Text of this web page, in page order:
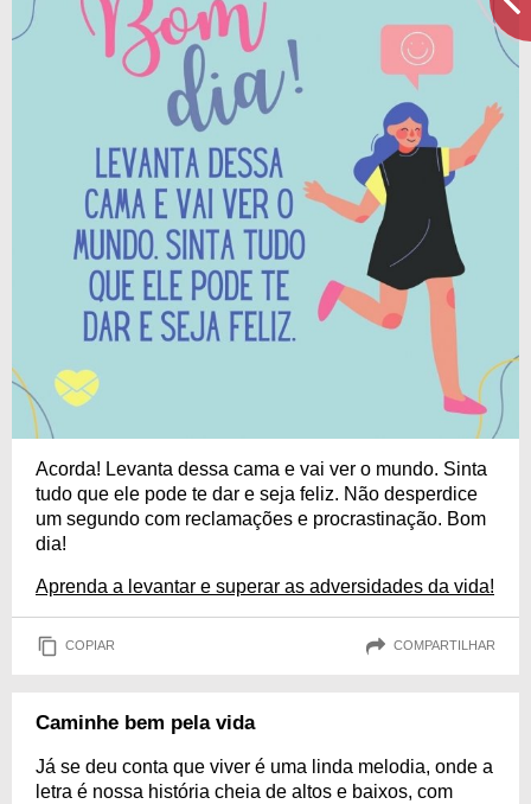
Acorda! Levanta dessa cama e vai ver o mundo. Sinta
tudo que ele pode te dar e seja feliz. Não desperdice
um segundo com reclamações e procrastinação. Bom
dia!
Aprenda a levantar e superar as adversidades da vida!
COPIAR COMPARTILHAR
Caminhe bem pela vida
Já se deu conta que viver é uma linda melodia, onde a
letra é nossa história cheia de altos e baixos, com